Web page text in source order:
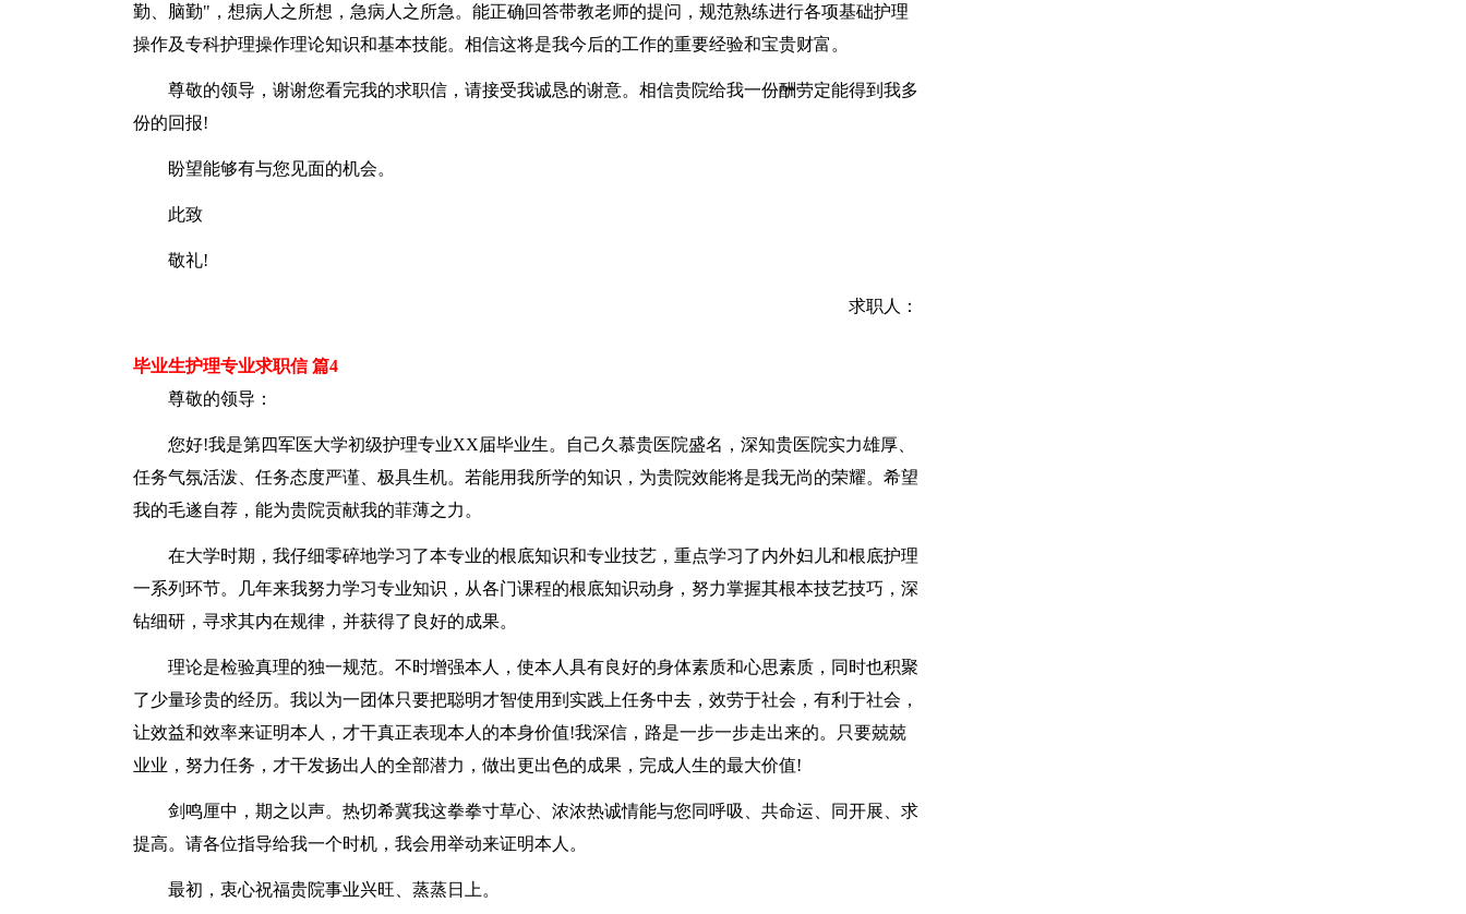
勤、脑勤"，想病人之所想，急病人之所急。能正确回答带教老师的提问，规范熟练进行各项基础护理
操作及专科护理操作理论知识和基本技能。相信这将是我今后的工作的重要经验和宝贵财富。
尊敬的领导，谢谢您看完我的求职信，请接受我诚恳的谢意。相信贵院给我一份酬劳定能得到我多
份的回报!
盼望能够有与您见面的机会。
此致
敬礼!
求职人：
毕业生护理专业求职信 篇4
尊敬的领导：
您好!我是第四军医大学初级护理专业XX届毕业生。自己久慕贵医院盛名，深知贵医院实力雄厚、
任务气氛活泼、任务态度严谨、极具生机。若能用我所学的知识，为贵院效能将是我无尚的荣耀。希望
我的毛遂自荐，能为贵院贡献我的菲薄之力。
在大学时期，我仔细零碎地学习了本专业的根底知识和专业技艺，重点学习了内外妇儿和根底护理
一系列环节。几年来我努力学习专业知识，从各门课程的根底知识动身，努力掌握其根本技艺技巧，深
钻细研，寻求其内在规律，并获得了良好的成果。
理论是检验真理的独一规范。不时增强本人，使本人具有良好的身体素质和心思素质，同时也积聚
了少量珍贵的经历。我以为一团体只要把聪明才智使用到实践上任务中去，效劳于社会，有利于社会，
让效益和效率来证明本人，才干真正表现本人的本身价值!我深信，路是一步一步走出来的。只要兢兢
业业，努力任务，才干发扬出人的全部潜力，做出更出色的成果，完成人生的最大价值!
剑鸣厘中，期之以声。热切希冀我这拳拳寸草心、浓浓热诚情能与您同呼吸、共命运、同开展、求
提高。请各位指导给我一个时机，我会用举动来证明本人。
最初，衷心祝福贵院事业兴旺、蒸蒸日上。